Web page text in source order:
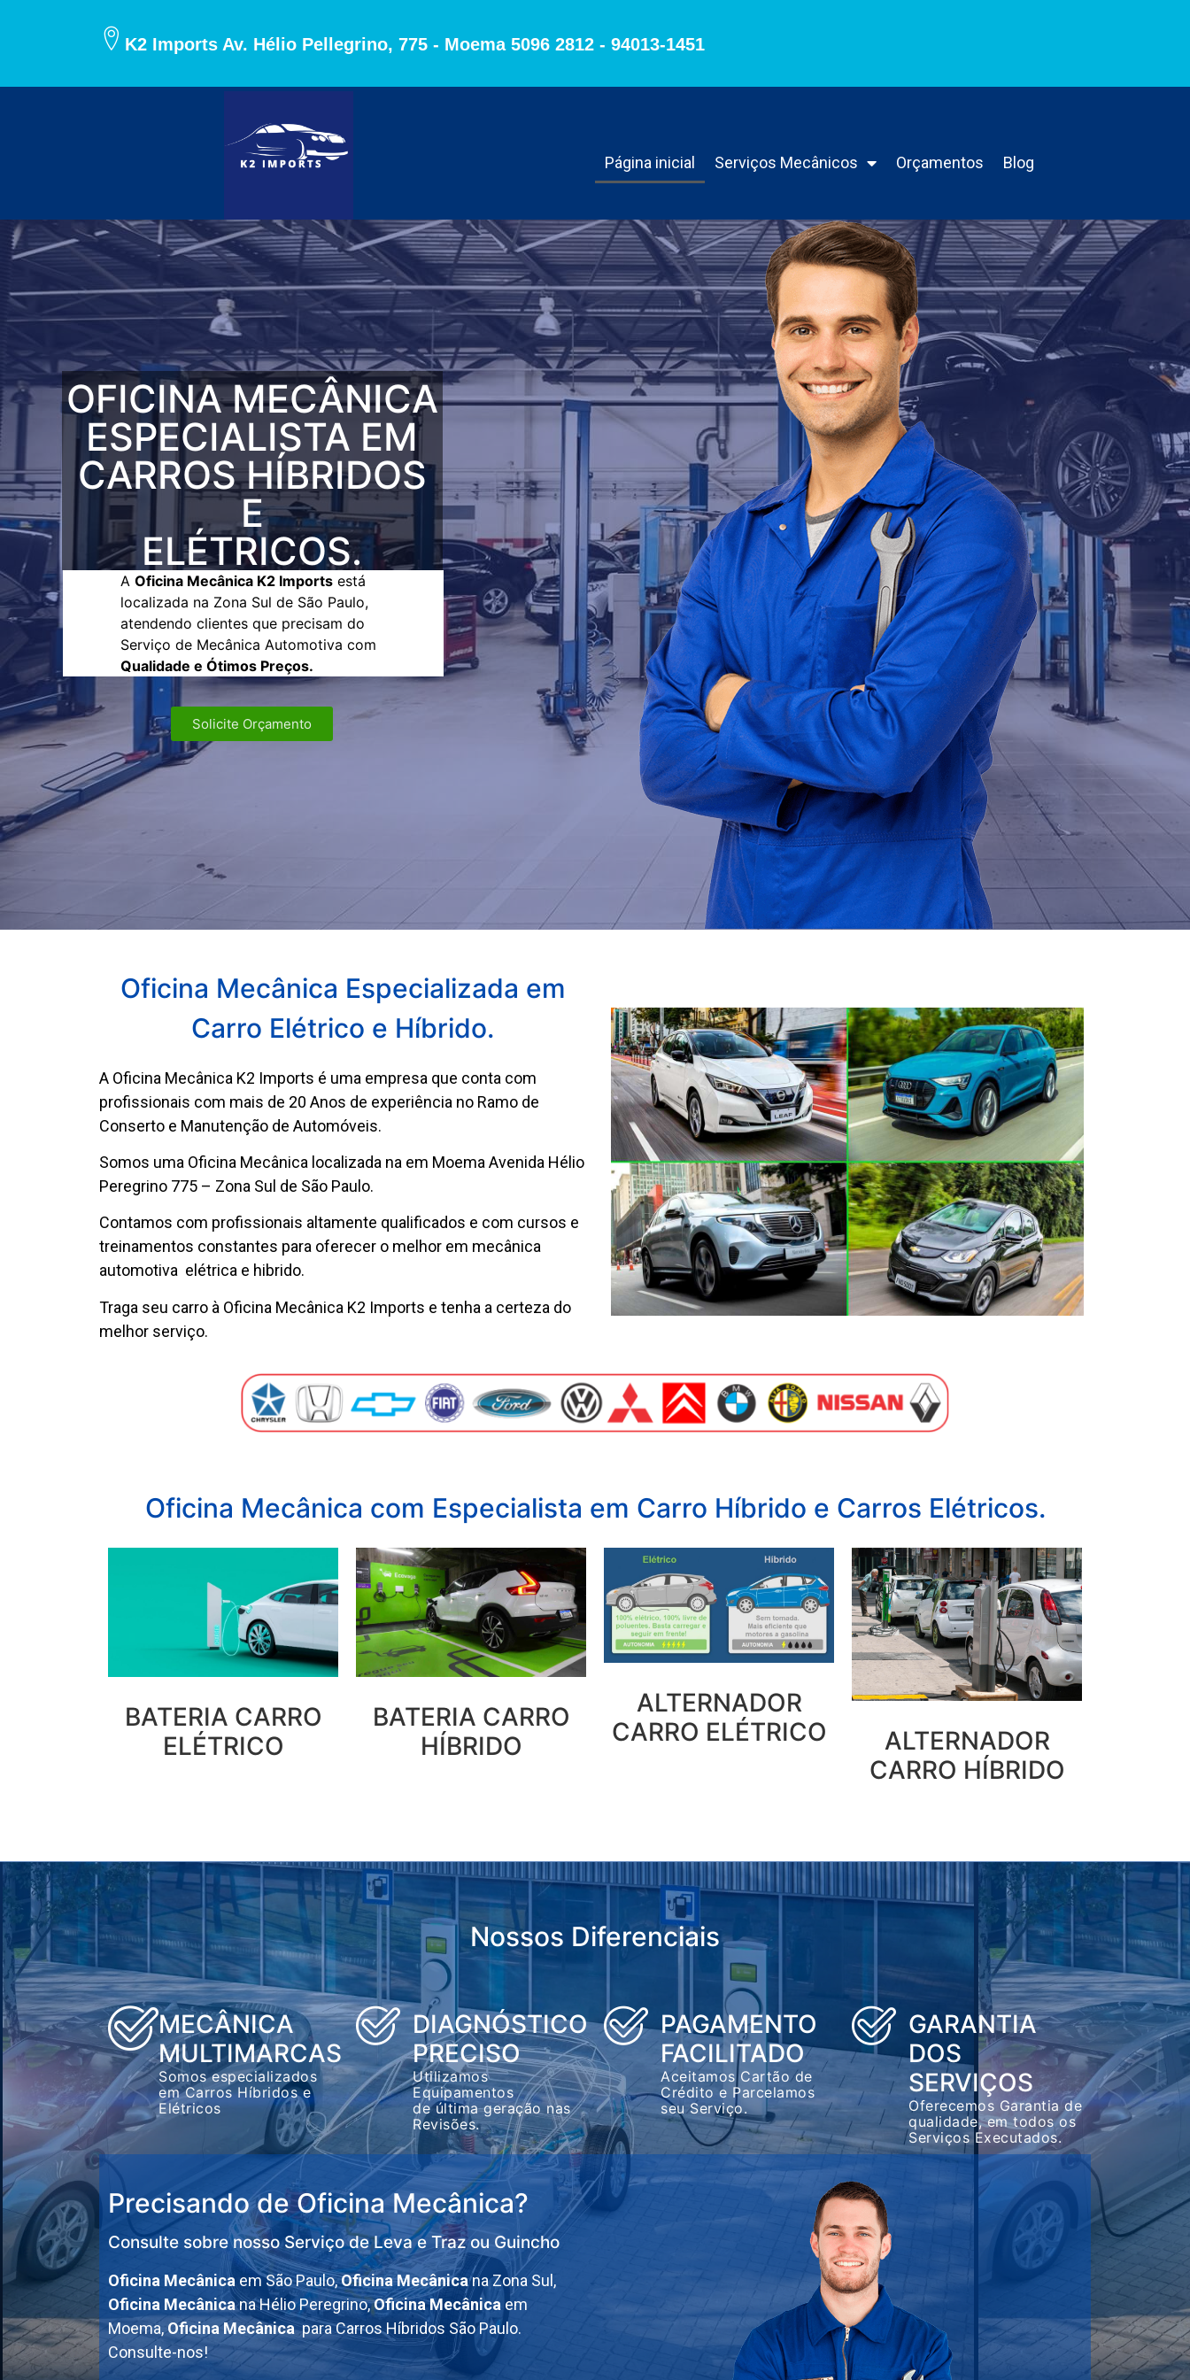
K2 Imports Av. Hélio Pellegrino, 775 - Moema 5096 2812 - 94013-1451
Página inicial Serviços Mecânicos Orçamentos Blog
OFICINA MECÂNICA
ESPECIALISTA EM
CARROS HÍBRIDOS
E
ELÉTRICOS.
A Oficina Mecânica K2 Imports está
localizada na Zona Sul de São Paulo,
atendendo clientes que precisam do
Serviço de Mecânica Automotiva com
Qualidade e Ótimos Preços.
Solicite Orçamento
Oficina Mecânica Especializada em
Carro Elétrico e Híbrido.
A Oficina Mecânica K2 Imports é uma empresa que conta com
profissionais com mais de 20 Anos de experiência no Ramo de
Conserto e Manutenção de Automóveis.
Somos uma Oficina Mecânica localizada na em Moema Avenida Hélio
Peregrino 775 – Zona Sul de São Paulo.
Contamos com profissionais altamente qualificados e com cursos e
treinamentos constantes para oferecer o melhor em mecânica
automotiva elétrica e hibrido.
Traga seu carro à Oficina Mecânica K2 Imports e tenha a certeza do
melhor serviço.
Oficina Mecânica com Especialista em Carro Híbrido e Carros Elétricos.
BATERIA CARRO
ELÉTRICO
BATERIA CARRO
HÍBRIDO
ALTERNADOR
CARRO ELÉTRICO
ALTERNADOR
CARRO HÍBRIDO
Nossos Diferenciais
MECÂNICA
MULTIMARCAS
Somos especializados
em Carros Híbridos e
Elétricos
DIAGNÓSTICO
PRECISO
Utilizamos
Equipamentos
de última geração nas
Revisões.
PAGAMENTO
FACILITADO
Aceitamos Cartão de
Crédito e Parcelamos
seu Serviço.
GARANTIA
DOS
SERVIÇOS
Oferecemos Garantia de
qualidade, em todos os
Serviços Executados.
Precisando de Oficina Mecânica?
Consulte sobre nosso Serviço de Leva e Traz ou Guincho
Oficina Mecânica em São Paulo,Oficina Mecânicana Zona Sul,
Oficina Mecânicana Hélio Peregrino,Oficina Mecânica em
Moema,Oficina Mecânicapara Carros Híbridos São Paulo.
Consulte-nos!